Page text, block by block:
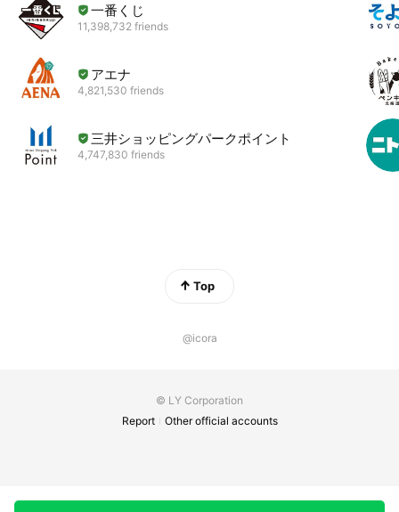
一番くじ
11,398,732 friends
アエナ
4,821,530 friends
三井ショッピングパークポイント
4,747,830 friends
Top
@icora
© LY Corporation
Report
Other official accounts